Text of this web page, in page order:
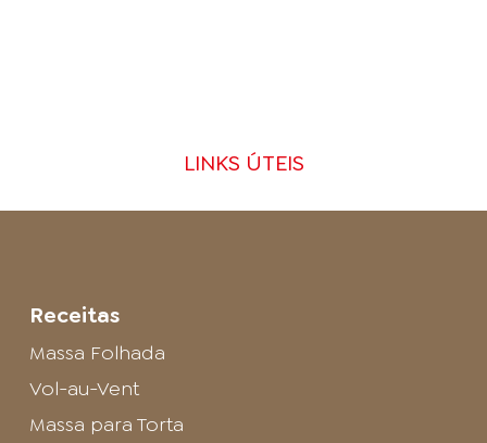
LINKS ÚTEIS
Receitas
Massa Folhada
Vol-au-Vent
Massa para Torta